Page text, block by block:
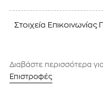
Στοιχεία
Διαβάστε περισσότερα
Επιστροφές